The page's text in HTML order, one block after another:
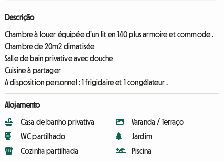
Descrição
Chambre à louer équipée d’un lit en 140 plus armoire et commode .
Chambre de 20m2 climatisée
Salle de bain privative avec douche
Cuisine à partager
A disposition personnel : 1 frigidaire et 1 congélateur .
Alojamento
Casa de banho privativa
WC partilhado
Cozinha partilhada
Varanda / Terraço
Jardim
Piscina